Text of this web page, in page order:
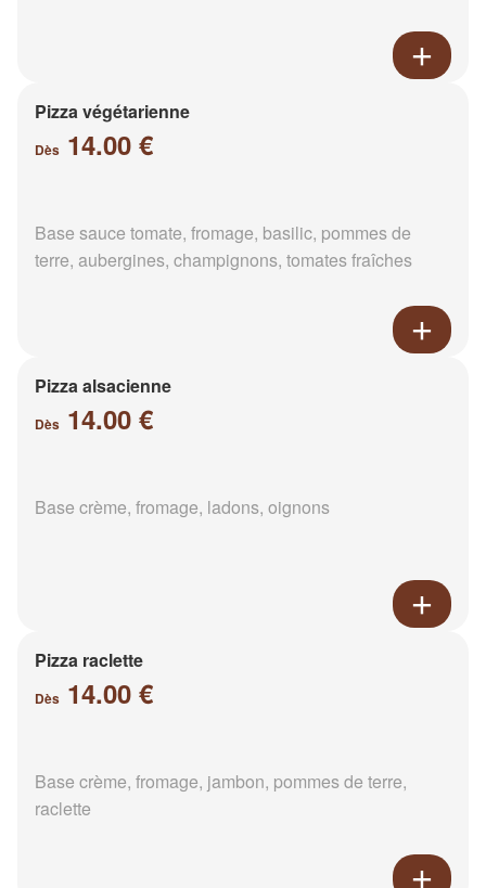
Pizza végétarienne
Dès 14.00 €
Base sauce tomate, fromage, basilic, pommes de
terre, aubergines, champignons, tomates fraîches
Pizza alsacienne
Dès 14.00 €
Base crème, fromage, ladons, oignons
Pizza raclette
Dès 14.00 €
Base crème, fromage, jambon, pommes de terre,
raclette